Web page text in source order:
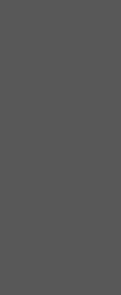
a seus respectivos
inscrições perante os
e, por
fiscais
atividades. Sem uma
é impossível emitir
embora a Lei
a locação de bens
que não
como
móveis ou imóveis), a
de 2025, definiu,
móveis e imóveis se
e (tais como os
/ CBS), ainda que, para
dispensada.